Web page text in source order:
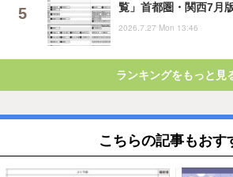
覧」首都圏・関西7月
2026.7.27 Mon 13:46
ランキングをもっと見
こちらの記事もおす